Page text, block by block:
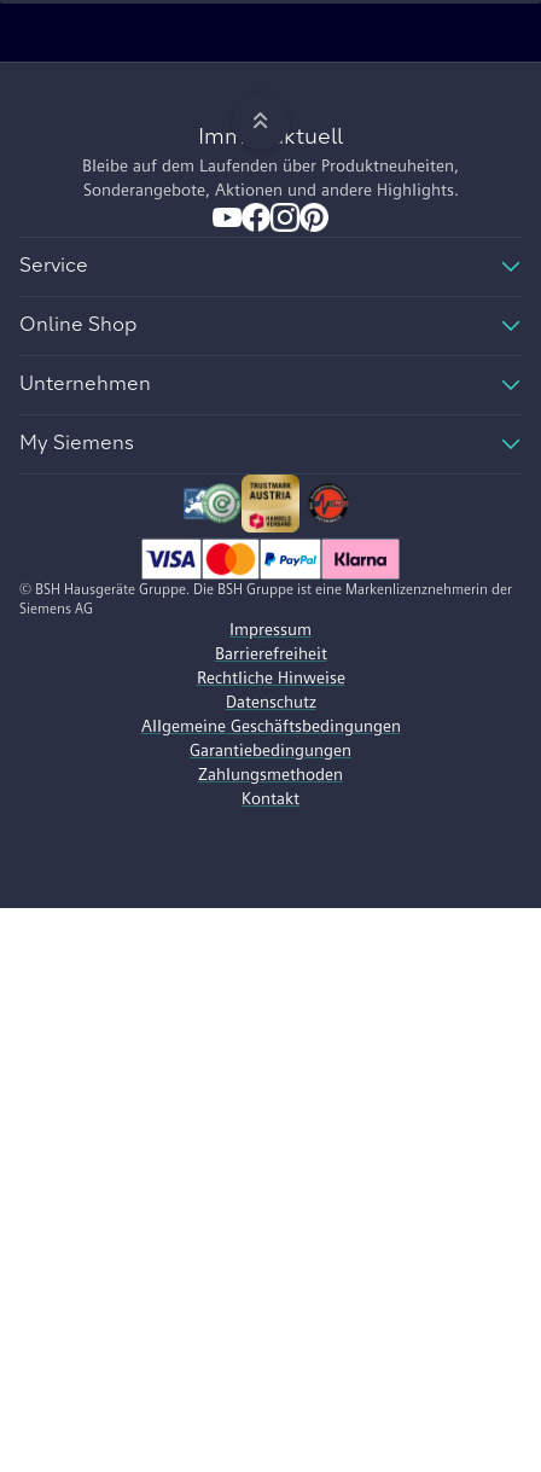
Immer aktuell
Bleibe auf dem Laufenden über Produktneuheiten,
Sonderangebote, Aktionen und andere Highlights.
Service
Online Shop
Unternehmen
My Siemens
© BSH Hausgeräte Gruppe. Die BSH Gruppe ist eine Markenlizenznehmerin der
Siemens AG
Impressum
Barrierefreiheit
Rechtliche Hinweise
Datenschutz
Allgemeine Geschäftsbedingungen
Garantiebedingungen
Zahlungsmethoden
Kontakt